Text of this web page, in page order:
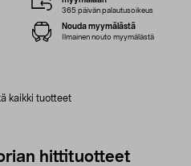
kaikki tuotteet
365 päivän palautusoikeus
Nouda myymälästä
Ilmainen nouto myymälästä
hittituotteet